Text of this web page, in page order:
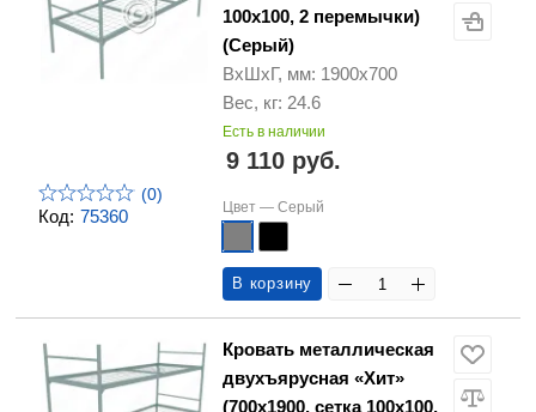
Код: 75360
(0)
100х100, 2 перемычки)
(Серый)
ВхШхГ, мм: 1900х700
Вес, кг: 24.6
Есть в наличии
9 110 руб.
Цвет — Серый
В корзину
Кровать металлическая
двухъярусная «Хит»
(700х1900, сетка 100х100,